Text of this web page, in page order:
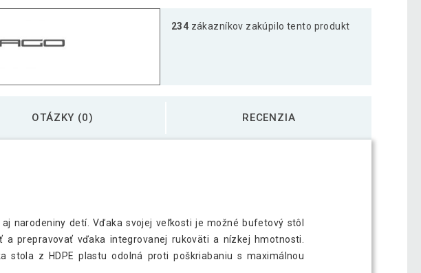
234 zákazníkov zakúpilo tento produkt
OTÁZKY (0) RECENZIA
narodeniny detí. Vďaka svojej veľkosti je možné bufetový stôl
prepravovať vďaka integrovanej rukoväti a nízkej hmotnosti.
z HDPE plastu odolná proti poškriabaniu s maximálnou